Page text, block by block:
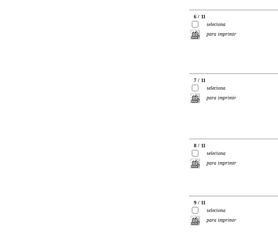
6 / 11
seleciona
para imprimir
7 / 11
seleciona
para imprimir
8 / 11
seleciona
para imprimir
9 / 11
seleciona
para imprimir